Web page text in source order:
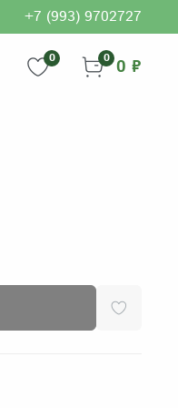
+7 (993) 9702727
0 0 0 ₽